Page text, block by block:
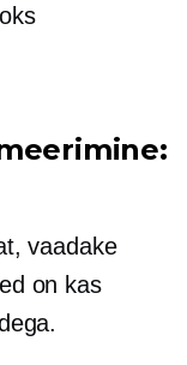
vaadake
on kas